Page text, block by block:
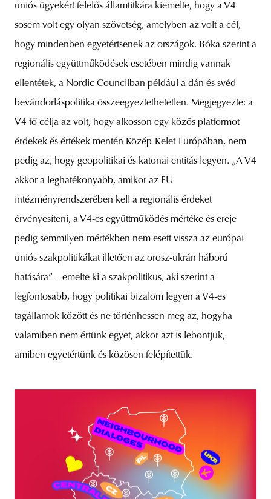
uniós ügyekért felelős államtitkára kiemelte, hogy a V4
sosem volt egy olyan szövetség, amelyben az volt a cél,
hogy mindenben egyetértsenek az országok. Bóka szerint a
regionális együttműködések esetében mindig vannak
ellentétek, a Nordic Councilban például a dán és svéd
bevándorláspolitika összeegyeztethetetlen. Megjegyezte: a
V4 fő célja az volt, hogy alkosson egy közös platformot
érdekek és értékek mentén Közép-Kelet-Európában, nem
pedig az, hogy geopolitikai és katonai entitás legyen. „A V4
akkor a leghatékonyabb, amikor az EU
intézményrendszerében kell a regionális érdeket
érvényesíteni, a V4-es együttműködés mértéke és ereje
pedig semmilyen mértékben nem esett vissza az európai
uniós szakpolitikákat illetően az orosz-ukrán háború
hatására” – emelte ki a szakpolitikus, aki szerint a
legfontosabb, hogy politikai bizalom legyen a V4-es
tagállamok között és ne történhessen meg az, hogyha
valamiben nem értünk egyet, akkor azt is lebontjuk,
amiben egyetértünk és közösen felépítettük.